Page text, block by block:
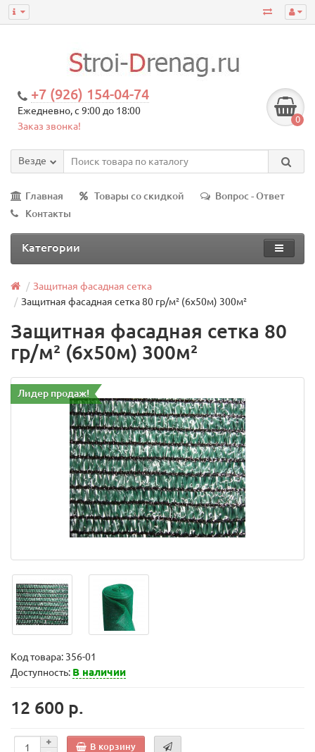
+7 (926) 154-04-74
Ежедневно, с 9:00 до 18:00
Заказ звонка!
0
Везде
Главная Товары со скидкой
Вопрос - Ответ
Контакты
Категории
Защитная фасадная сетка
Защитная фасадная сетка 80 гр/м² (6х50м) 300м²
Защитная фасадная сетка 80
гр/м² (6х50м) 300м²
Лидер продаж!
Код товара: 356-01
Доступность: В наличии
12 600 р.
В корзину